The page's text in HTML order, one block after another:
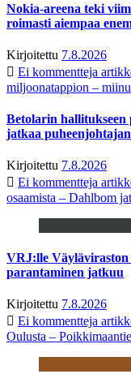
Nokia-areena teki
roimasti aiempaa
Kirjoitettu 7.8.2026
Ei kommentteja
miljoonatappion –
Betolarin hallitukseen
jatkaa
Kirjoitettu 7.8.2026
Ei kommentteja
osaamista – Dahlbom
VRJ:lle
parantaminen jatkuu
Kirjoitettu 7.8.2026
Ei kommentteja
Oulusta –